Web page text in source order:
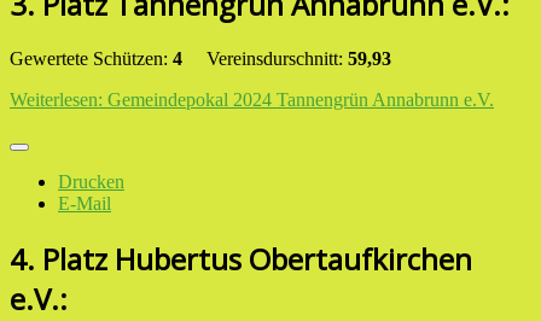
Gewertete Schützen: 4 Vereinsdurschnitt: 59,93
Weiterlesen: Gemeindepokal 2024 Tannengrün Annabrunn e.V.
Drucken
E-Mail
4. Platz Hubertus Obertaufkirchen
e.V.: